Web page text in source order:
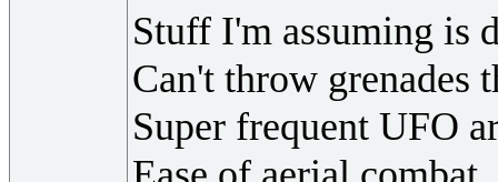
Stuff I'm assuming is
Can't throw
Super frequent UFO